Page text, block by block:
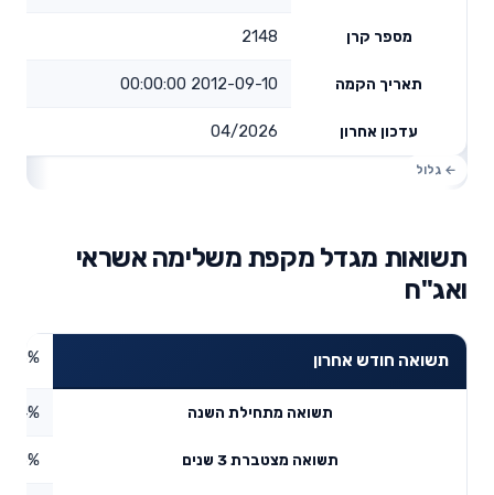
מספר קרן 2148
תאריך הקמה 2012-09-10 00:00:00
עדכון אחרון 04/2026
תשואות מגדל מקפת משלימה אשראי
ואג"ח
תשואה חודש אחרון
תשואה מתחילת השנה
תשואה מצטברת 3 שנים